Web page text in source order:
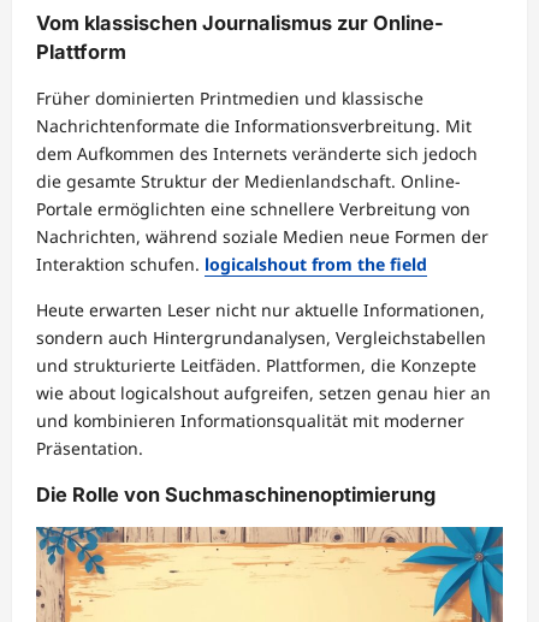
Vom klassischen Journalismus zur Online-
Plattform
Früher dominierten Printmedien und klassische
Nachrichtenformate die Informationsverbreitung. Mit
dem Aufkommen des Internets veränderte sich jedoch
die gesamte Struktur der Medienlandschaft. Online-
Portale ermöglichten eine schnellere Verbreitung von
Nachrichten, während soziale Medien neue Formen der
Interaktion schufen. logicalshout from the field
Heute erwarten Leser nicht nur aktuelle Informationen,
sondern auch Hintergrundanalysen, Vergleichstabellen
und strukturierte Leitfäden. Plattformen, die Konzepte
wie about logicalshout aufgreifen, setzen genau hier an
und kombinieren Informationsqualität mit moderner
Präsentation.
Die Rolle von Suchmaschinenoptimierung